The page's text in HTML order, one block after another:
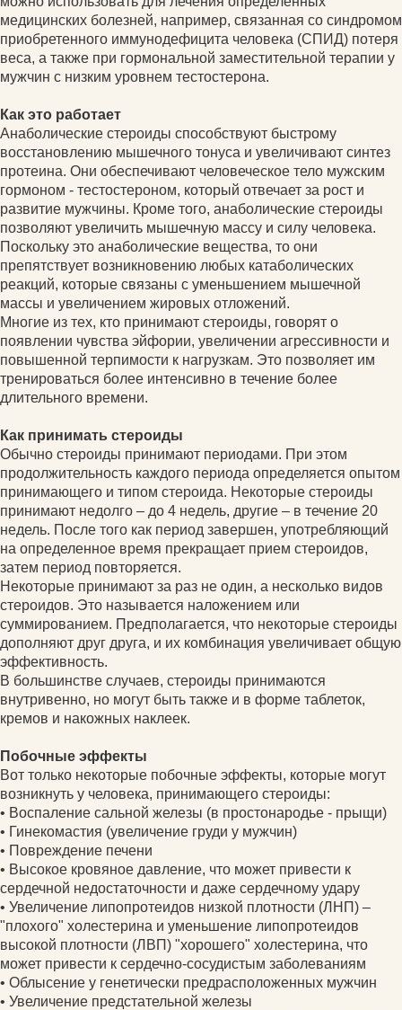
медицинских болезней, например, связанная со синдромом
приобретенного иммунодефицита человека (СПИД) потеря
веса, а также при гормональной заместительной терапии у
мужчин с низким уровнем тестостерона.
Как это работает
Анаболические стероиды способствуют быстрому
восстановлению мышечного тонуса и увеличивают синтез
протеина. Они обеспечивают человеческое тело мужским
гормоном - тестостероном, который отвечает за рост и
развитие мужчины. Кроме того, анаболические стероиды
позволяют увеличить мышечную массу и силу человека.
Поскольку это анаболические вещества, то они
препятствует возникновению любых катаболических
реакций, которые связаны с уменьшением мышечной
массы и увеличением жировых отложений.
Многие из тех, кто принимают стероиды, говорят о
появлении чувства эйфории, увеличении агрессивности и
повышенной терпимости к нагрузкам. Это позволяет им
тренироваться более интенсивно в течение более
длительного времени.
Как принимать стероиды
Обычно стероиды принимают периодами. При этом
продолжительность каждого периода определяется опытом
принимающего и типом стероида. Некоторые стероиды
принимают недолго – до 4 недель, другие – в течение 20
недель. После того как период завершен, употребляющий
на определенное время прекращает прием стероидов,
затем период повторяется.
Некоторые принимают за раз не один, а несколько видов
стероидов. Это называется наложением или
суммированием. Предполагается, что некоторые стероиды
дополняют друг друга, и их комбинация увеличивает общую
эффективность.
В большинстве случаев, стероиды принимаются
внутривенно, но могут быть также и в форме таблеток,
кремов и накожных наклеек.
Побочные эффекты
Вот только некоторые побочные эффекты, которые могут
возникнуть у человека, принимающего стероиды:
• Воспаление сальной железы (в простонародье - прыщи)
• Гинекомастия (увеличение груди у мужчин)
• Повреждение печени
• Высокое кровяное давление, что может привести к
сердечной недостаточности и даже сердечному удару
• Увеличение липопротеидов низкой плотности (ЛНП) –
"плохого" холестерина и уменьшение липопротеидов
высокой плотности (ЛВП) "хорошего" холестерина, что
может привести к сердечно-сосудистым заболеваниям
• Облысение у генетически предрасположенных мужчин
• Увеличение предстательной железы